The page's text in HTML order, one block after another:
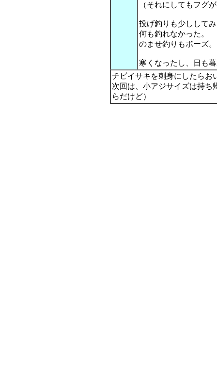
（それにしてもフグ
投げ釣りも少しして
何も釣れなかった。
のませ釣りもボーズ。
寒くなったし、日も
チビイサキを刺身にしたらお
次回は、小アジサイズは持ち
らだけど）